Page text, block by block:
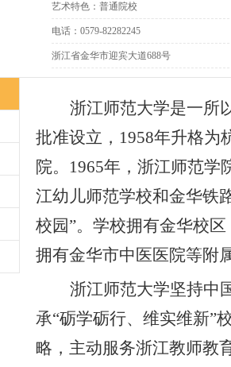
艺术特色：普通院校
电话：0579-82282245
浙江省金华市迎宾大道688号
浙江师范大学是一所
批准设立， 1958年升格为
院。 1965年，浙江师范学
江幼儿师范学校和金华铁
校园”。学校拥有金华校
拥有金华市中医医院等附
浙江师范大学坚持中
承“砺学砺行、维实维新”
略，主动服务浙江教师教